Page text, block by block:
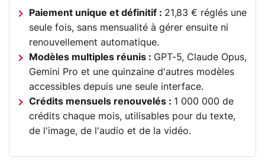
Paiement unique et définitif : 21,83 € réglés une
seule fois, sans mensualité à gérer ensuite ni
renouvellement automatique.
Modèles multiples réunis : GPT-5, Claude Opus,
Gemini Pro et une quinzaine d'autres modèles
accessibles depuis une seule interface.
Crédits mensuels renouvelés : 1 000 000 de
crédits chaque mois, utilisables pour du texte,
de l'image, de l'audio et de la vidéo.